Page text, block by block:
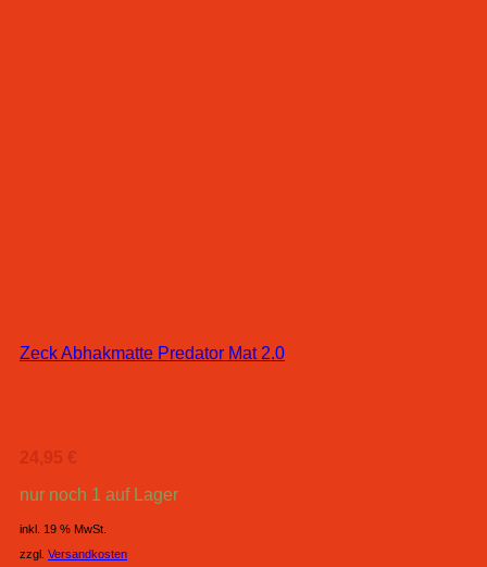
Zeck Abhakmatte Predator Mat 2.0
24,95 €
nur noch 1 auf Lager
inkl. 19 % MwSt.
zzgl. Versandkosten